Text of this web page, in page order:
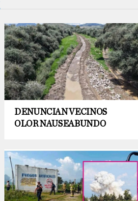
DENUNCIAN VECINOS
OLOR NAUSEABUNDO